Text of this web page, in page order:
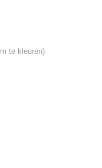
te kleuren)